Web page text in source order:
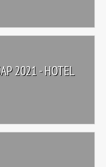
2021 - HOTEL